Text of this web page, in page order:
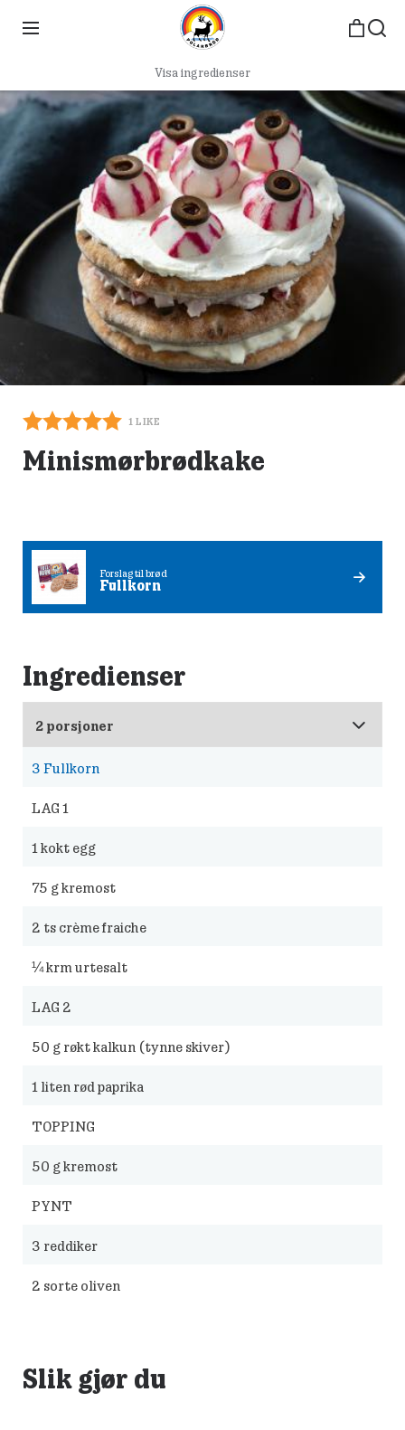
Visa ingredienser
1 LIKE
Minismørbrødkake
Forslag til brød
Fullkorn
Ingredienser
3 Fullkorn
LAG 1
1kokt egg
75 g kremost
2 ts crème fraiche
¼krm urtesalt
LAG 2
50 g røkt kalkun (tynne skiver)
1 liten rød paprika
TOPPING
50 g kremost
PYNT
3 reddiker
2 sorte oliven
Slik gjør du